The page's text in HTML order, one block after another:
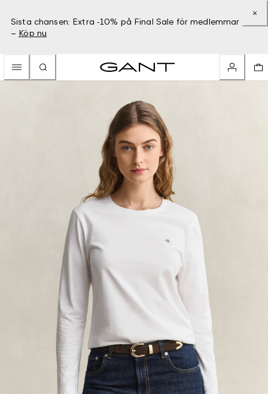
Sista chansen: Extra -10% på Final Sale för medlemmar
– Köp nu